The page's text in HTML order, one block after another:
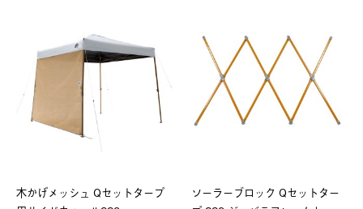
木かげメッシュ Qセットタープ
ソーラーブロック Qセットター